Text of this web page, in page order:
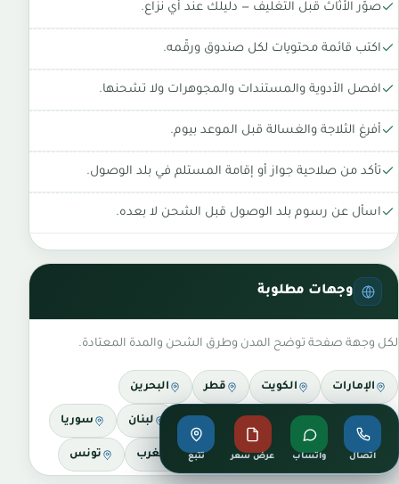
صوّر الأثاث قبل التغليف — دليلك عند أي نزاع.
اكتب قائمة محتويات لكل صندوق ورقّمه.
افصل الأدوية والمستندات والمجوهرات ولا تشحنها.
أفرغ الثلاجة والغسالة قبل الموعد بيوم.
تأكد من صلاحية جواز أو إقامة المستلم في بلد الوصول.
اسأل عن رسوم بلد الوصول قبل الشحن لا بعده.
وجهات مطلوبة
لكل وجهة صفحة توضح المدن وطرق الشحن والمدة المعتادة.
الإمارات الكويت قطر البحرين
سلطنة عمان مصر تركيا لبنان سوريا
الأردن العراق اليمن المغرب تونس اتصال واتساب عرض سعر تتبع